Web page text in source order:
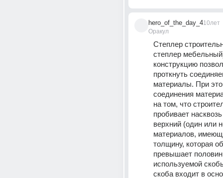
hero_of_the_day_4
Оракул
10лет
Степлер
степлер
конструкцию
проткнуть
материалы. При
соединения
на том, что
пробивает
верхний (один или
материалов,
толщину, которая
превышает
используемой
скоба входит в